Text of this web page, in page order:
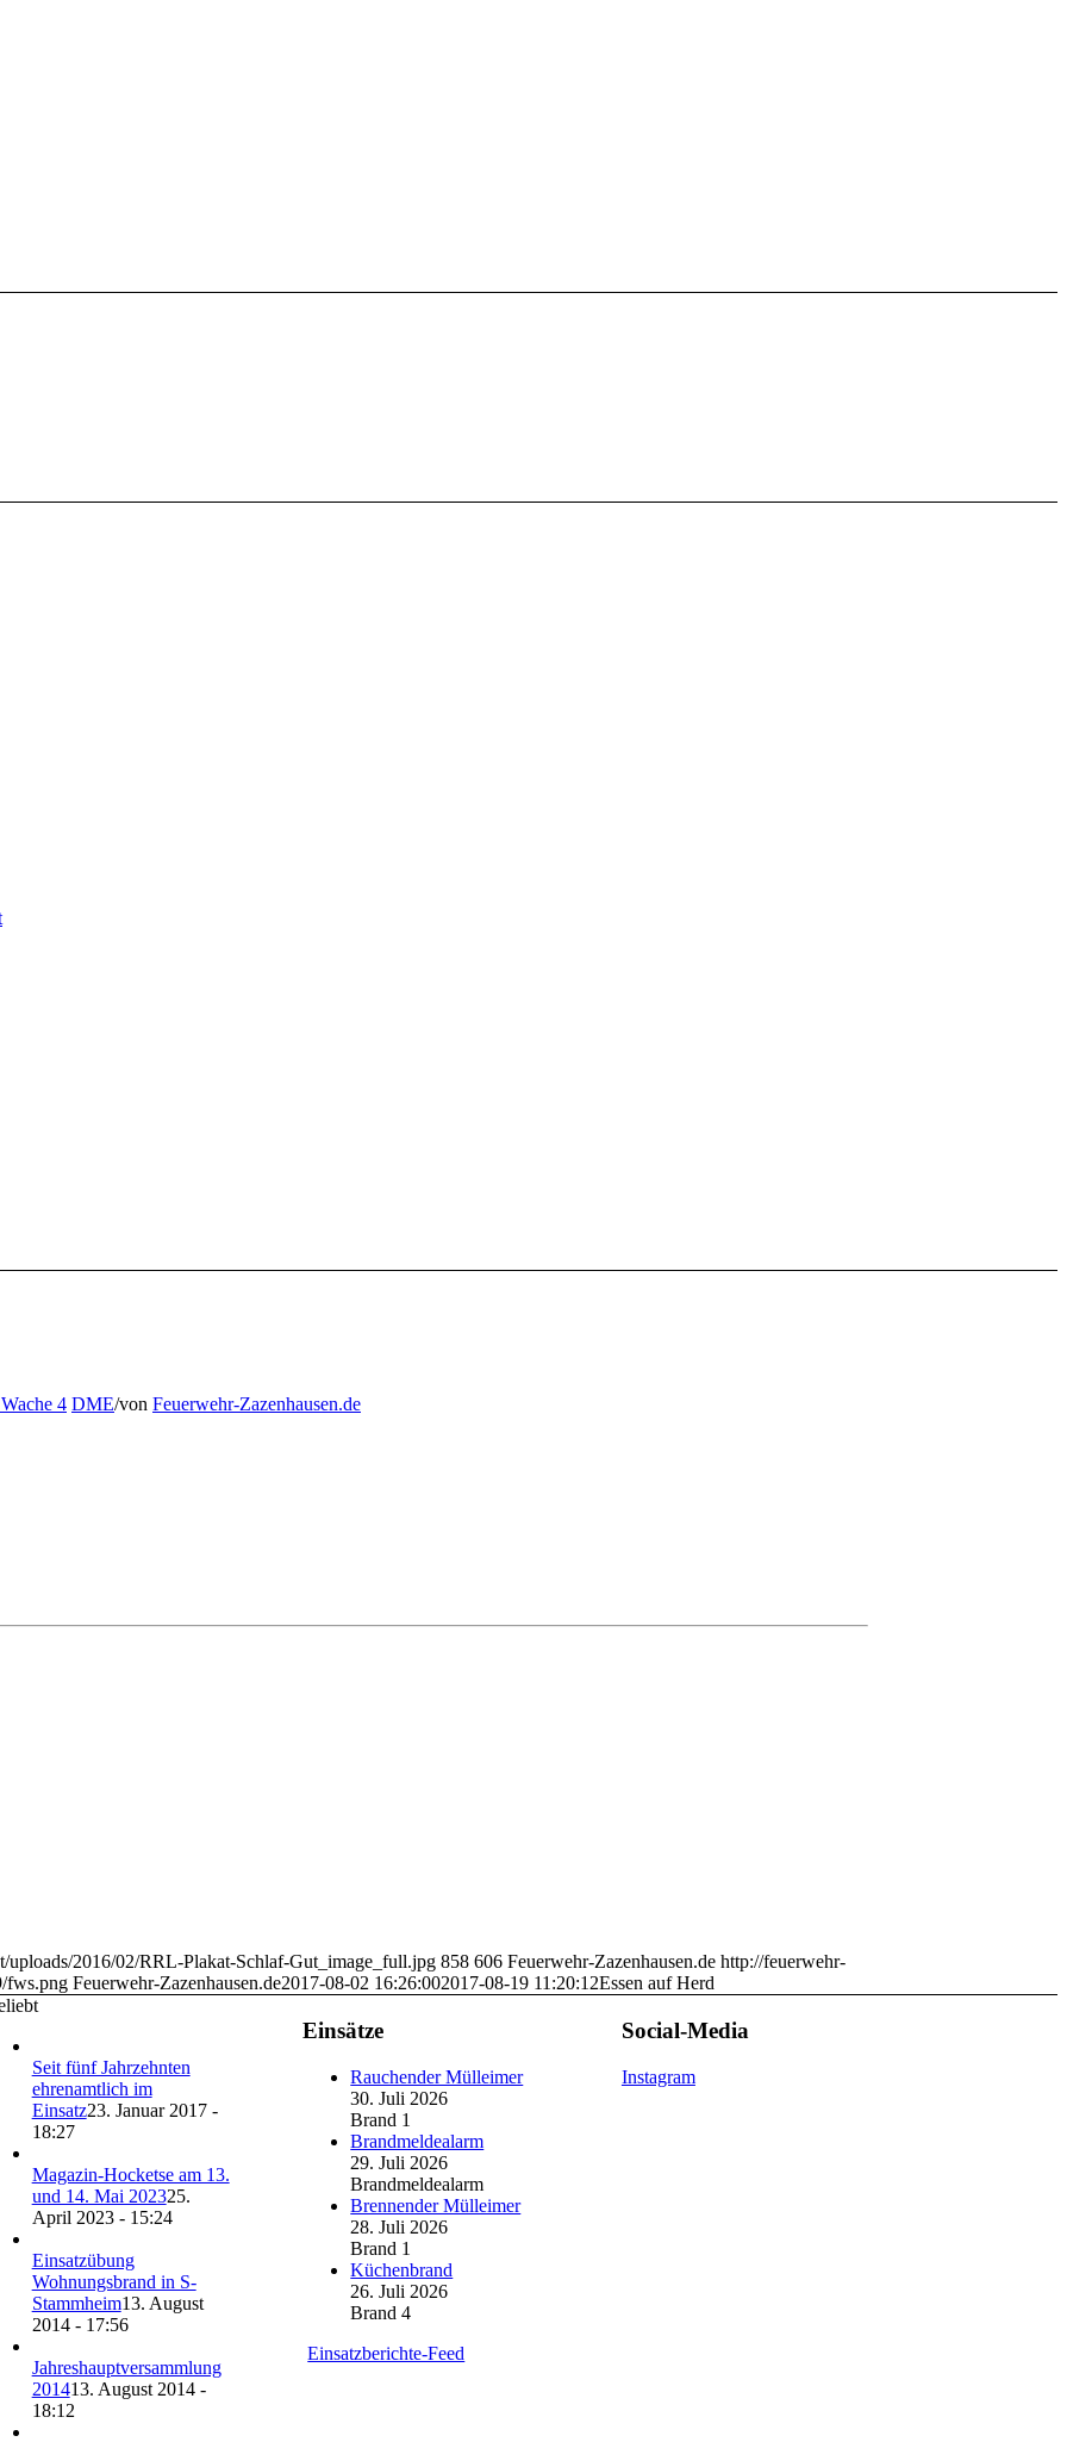
4 DME/von Feuerwehr-Zazenhausen.de
uploads/2016/02/RRL-Plakat-Schlaf-Gut_image_full.jpg 858 606 Feuerwehr-Zazenhausen.de http://feuerwehr-
fws.png Feuerwehr-Zazenhausen.de2017-08-02 16:26:002017-08-19 11:20:12Essen auf Herd
Seit fünf Jahrzehnten
ehrenamtlich im
Einsatz23. Januar 2017 -
18:27
Magazin-Hocketse am 13.
und 14. Mai 202325.
April 2023 - 15:24
Einsatzübung
Wohnungsbrand in S-
Stammheim13. August
2014 - 17:56
Jahreshauptversammlung
201413. August 2014 -
18:12
Einsätze
Rauchender Mülleimer
30. Juli 2026
Brand 1
Brandmeldealarm
29. Juli 2026
Brandmeldealarm
Brennender Mülleimer
28. Juli 2026
Brand 1
Küchenbrand
26. Juli 2026
Brand 4
Einsatzberichte-Feed
Social-Media
Instagram